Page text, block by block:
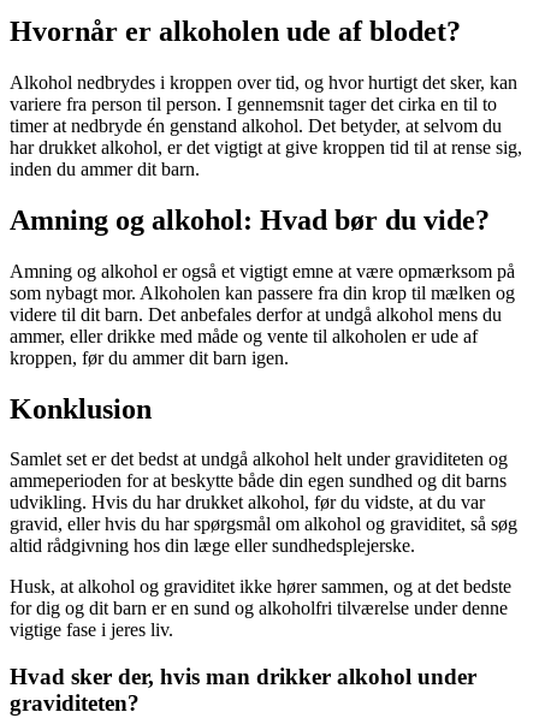
Hvornår er alkoholen ude af blodet?
Alkohol nedbrydes i kroppen over tid, og hvor hurtigt det sker, kan
variere fra person til person. I gennemsnit tager det cirka en til to
timer at nedbryde én genstand alkohol. Det betyder, at selvom du
har drukket alkohol, er det vigtigt at give kroppen tid til at rense sig,
inden du ammer dit barn.
Amning og alkohol: Hvad bør du vide?
Amning og alkohol er også et vigtigt emne at være opmærksom på
som nybagt mor. Alkoholen kan passere fra din krop til mælken og
videre til dit barn. Det anbefales derfor at undgå alkohol mens du
ammer, eller drikke med måde og vente til alkoholen er ude af
kroppen, før du ammer dit barn igen.
Konklusion
Samlet set er det bedst at undgå alkohol helt under graviditeten og
ammeperioden for at beskytte både din egen sundhed og dit barns
udvikling. Hvis du har drukket alkohol, før du vidste, at du var
gravid, eller hvis du har spørgsmål om alkohol og graviditet, så søg
altid rådgivning hos din læge eller sundhedsplejerske.
Husk, at alkohol og graviditet ikke hører sammen, og at det bedste
for dig og dit barn er en sund og alkoholfri tilværelse under denne
vigtige fase i jeres liv.
Hvad sker der, hvis man drikker alkohol under
graviditeten?